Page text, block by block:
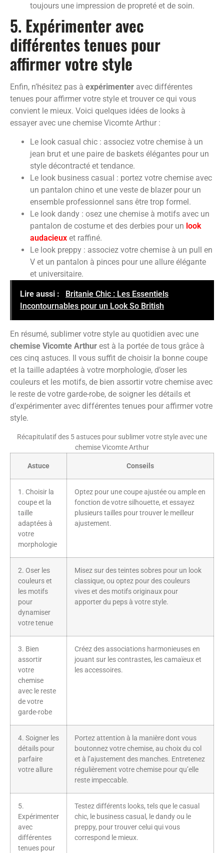
toujours une impression de propreté et de soin.
5. Expérimenter avec
différentes tenues pour
affirmer votre style
Enfin, n’hésitez pas à expérimenter avec différentes
tenues pour affirmer votre style et trouver ce qui vous
convient le mieux. Voici quelques idées de looks à
essayer avec une chemise Vicomte Arthur :
Le look casual chic : associez votre chemise à un
jean brut et une paire de baskets élégantes pour un
style décontracté et tendance.
Le look business casual : portez votre chemise avec
un pantalon chino et une veste de blazer pour un
ensemble professionnel sans être trop formel.
Le look dandy : osez une chemise à motifs avec un
pantalon de costume et des derbies pour un look
audacieux et raffiné.
Le look preppy : associez votre chemise à un pull en
V et un pantalon à pinces pour une allure élégante
et universitaire.
Lire aussi :
Britanie Chic : Les Essentiels
Incontournables pour un Look So British
En résumé, sublimer votre style au quotidien avec une
chemise Vicomte Arthur est à la portée de tous grâce à
ces cinq astuces. Il vous suffit de choisir la bonne coupe
et la taille adaptées à votre morphologie, d’oser les
couleurs et les motifs, de bien assortir votre chemise avec
le reste de votre garde-robe, de soigner les détails et
d’expérimenter avec différentes tenues pour affirmer votre
style.
Récapitulatif des 5 astuces pour sublimer votre style avec une
chemise Vicomte Arthur
Astuce Conseils
1. Choisir la
coupe et la
taille
adaptées à
votre
morphologie
Optez pour une coupe ajustée ou ample en
fonction de votre silhouette, et essayez
plusieurs tailles pour trouver le meilleur
ajustement.
2. Oser les
couleurs et
les motifs
pour
dynamiser
votre tenue
Misez sur des teintes sobres pour un look
classique, ou optez pour des couleurs
vives et des motifs originaux pour
apporter du peps à votre style.
3. Bien
assortir
votre
chemise
avec le reste
de votre
garde-robe
Créez des associations harmonieuses en
jouant sur les contrastes, les camaïeux et
les accessoires.
4. Soigner les
détails pour
parfaire
votre allure
Portez attention à la manière dont vous
boutonnez votre chemise, au choix du col
et à l’ajustement des manches. Entretenez
régulièrement votre chemise pour qu’elle
reste impeccable.
5.
Expérimenter
avec
différentes
tenues pour
Testez différents looks, tels que le casual
chic, le business casual, le dandy ou le
preppy, pour trouver celui qui vous
correspond le mieux.